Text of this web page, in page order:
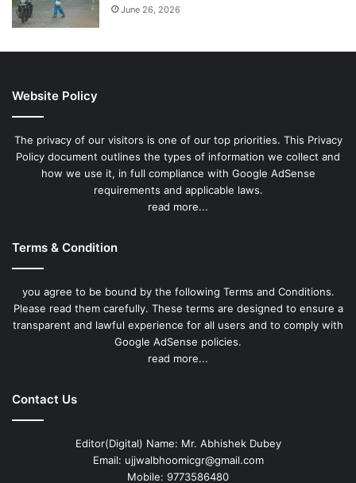
June 26, 2026
Website Policy
The privacy of our visitors is one of our top priorities. This Privacy
Policy document outlines the types of information we collect and
how we use it, in full compliance with Google AdSense
requirements and applicable laws.
read more...
Terms & Condition
you agree to be bound by the following Terms and Conditions.
Please read them carefully. These terms are designed to ensure a
transparent and lawful experience for all users and to comply with
Google AdSense policies.
read more...
Contact Us
Editor(Digital) Name: Mr. Abhishek Dubey
Email: ujjwalbhoomicgr@gmail.com
Mobile: 9773586480